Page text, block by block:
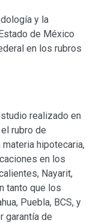
y la
de México
en los rubros
realizado en
rubro de
hipotecaria,
en los
Nayarit,
tanto que los
Puebla, BCS, y
garantía de